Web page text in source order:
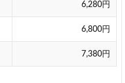
6,280円
6,800円
7,380円